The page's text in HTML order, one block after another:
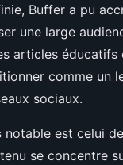
Buffer a pu
une large
articles éducatifs
comme un
sociaux.
notable est celui
se concentre